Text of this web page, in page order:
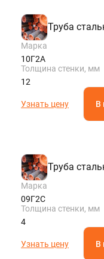
Труба
Марка
10Г2А
Толщина стенки, мм
12
Узнать цену В
Труба
Марка
09Г2С
Толщина стенки, мм
4
Узнать цену В